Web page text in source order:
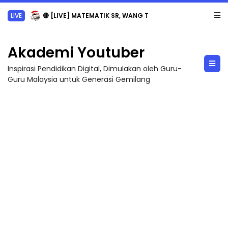
LIVE 🔴 [LIVE] MATEMATIK SR, WANG TAHUN 6 OLEH CIKGU ANITA #ALLINONE #141 #...
Akademi Youtuber
Inspirasi Pendidikan Digital, Dimulakan oleh Guru-
Guru Malaysia untuk Generasi Gemilang